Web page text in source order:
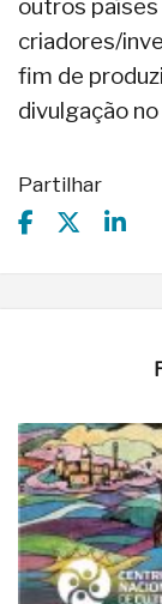
outros
criadores/
fim de
divulgação
Partilhar